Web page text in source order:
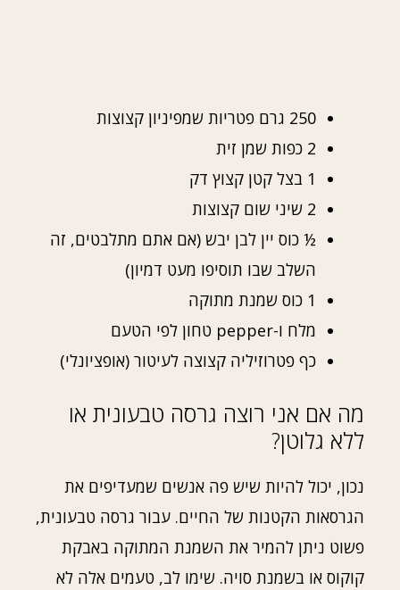
250 גרם פטריות שמפיניון קצוצות
2 כפות שמן זית
1 בצל קטן קצוץ דק
2 שיני שום קצוצות
½ כוס יין לבן יבש (אם אתם מתלבטים, זה
השלב שבו תוסיפו מעט דמיון)
1 כוס שמנת מתוקה
מלח ו-pepper טחון לפי הטעם
כף פטרוזיליה קצוצה לעיטור (אופציונלי)
מה אם אני רוצה גרסה טבעונית או
ללא גלוטן?
נכון, יכול להיות שיש פה אנשים שמעדיפים את
הגרסאות הקטנות של החיים. עבור גרסה טבעונית,
פשוט ניתן להמיר את השמנת המתוקה באבקת
קוקוס או בשמנת סויה. שימו לב, טעמים אלה לא